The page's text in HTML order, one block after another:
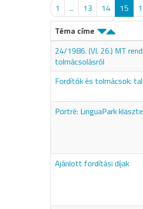
1 ... 13 14 15
Téma címe
24/1986. (VI. 26.) MT
tolmácsolásról
Fordítók és tolmácsok:
Portré: LinguaPark
Ajánlott fordítási díjak